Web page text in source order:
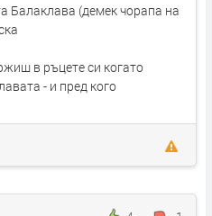
Балаклава (демек чорапа на
в ръцете си когато
- и пред кого